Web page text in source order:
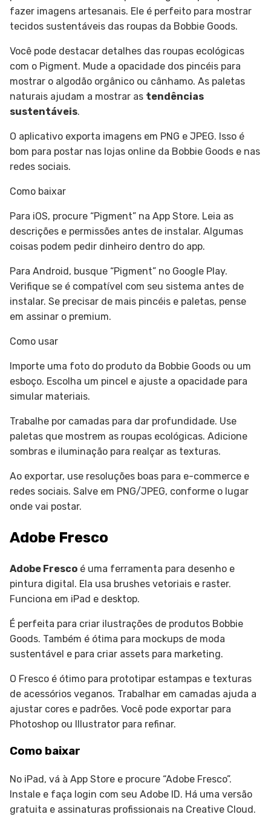
fazer imagens artesanais. Ele é perfeito para mostrar
tecidos sustentáveis das roupas da Bobbie Goods.
Você pode destacar detalhes das roupas ecológicas
com o Pigment. Mude a opacidade dos pincéis para
mostrar o algodão orgânico ou cânhamo. As paletas
naturais ajudam a mostrar as tendências
sustentáveis.
O aplicativo exporta imagens em PNG e JPEG. Isso é
bom para postar nas lojas online da Bobbie Goods e nas
redes sociais.
Como baixar
Para iOS, procure “Pigment” na App Store. Leia as
descrições e permissões antes de instalar. Algumas
coisas podem pedir dinheiro dentro do app.
Para Android, busque “Pigment” no Google Play.
Verifique se é compatível com seu sistema antes de
instalar. Se precisar de mais pincéis e paletas, pense
em assinar o premium.
Como usar
Importe uma foto do produto da Bobbie Goods ou um
esboço. Escolha um pincel e ajuste a opacidade para
simular materiais.
Trabalhe por camadas para dar profundidade. Use
paletas que mostrem as roupas ecológicas. Adicione
sombras e iluminação para realçar as texturas.
Ao exportar, use resoluções boas para e-commerce e
redes sociais. Salve em PNG/JPEG, conforme o lugar
onde vai postar.
Adobe Fresco
Adobe Fresco é uma ferramenta para desenho e
pintura digital. Ela usa brushes vetoriais e raster.
Funciona em iPad e desktop.
É perfeita para criar ilustrações de produtos Bobbie
Goods. Também é ótima para mockups de moda
sustentável e para criar assets para marketing.
O Fresco é ótimo para prototipar estampas e texturas
de acessórios veganos. Trabalhar em camadas ajuda a
ajustar cores e padrões. Você pode exportar para
Photoshop ou Illustrator para refinar.
Como baixar
No iPad, vá à App Store e procure “Adobe Fresco”.
Instale e faça login com seu Adobe ID. Há uma versão
gratuita e assinaturas profissionais na Creative Cloud.